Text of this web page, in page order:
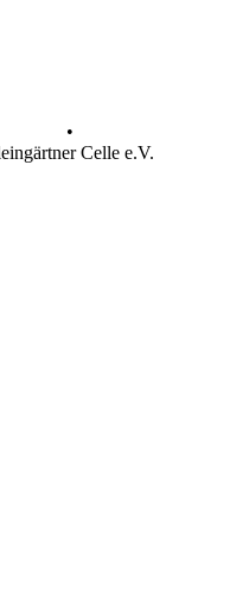
•
Celle e.V.